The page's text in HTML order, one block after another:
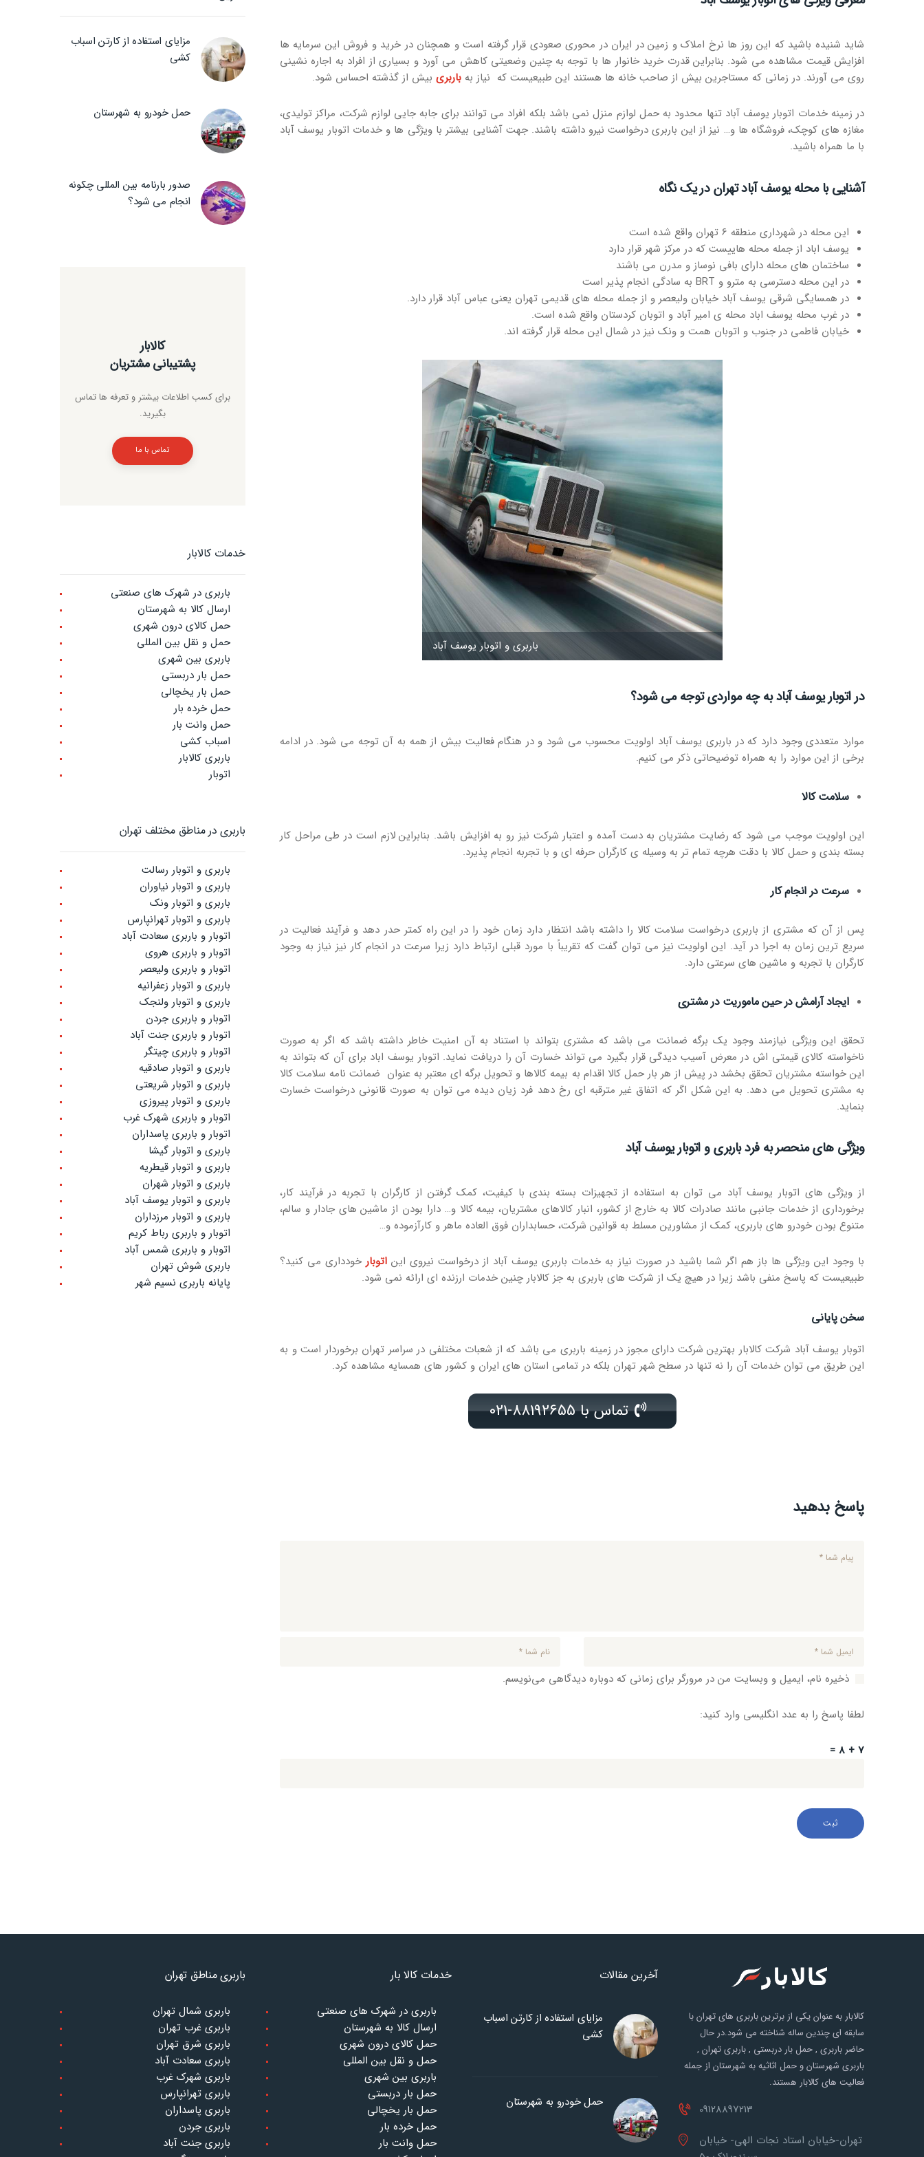
شاید شنیده باشید که این روز ها نرخ املاک و زمین در ایران در محوری صعودی قرار گرفته است و همچنان در خرید و فروش این سرمایه ها
افزایش قیمت مشاهده می شود. بنابراین قدرت خرید خانوار ها با توجه به چنین وضعیتی کاهش می آورد و بسیاری از افراد به اجاره نشینی
روی می آورند. در زمانی که مستاجرین بیش از صاحب خانه ها هستند این طبیعیست که نیاز به باربری بیش از گذشته احساس شود.
در زمینه خدمات اتوبار یوسف آباد تنها محدود به حمل لوازم منزل نمی باشد بلکه افراد می توانند برای جابه جایی لوازم شرکت، مراکز تولیدی،
مغازه های کوچک، فروشگاه ها و… نیز از این باربری درخواست نیرو داشته باشند. جهت آشنایی بیشتر با ویژگی ها و خدمات اتوبار یوسف آباد
با ما همراه باشید.
آشنایی با محله یوسف آباد تهران در یک نگاه
این محله در شهرداری منطقه 6 تهران واقع شده است
یوسف اباد از جمله محله هاییست که در مرکز شهر قرار دارد
ساختمان های محله دارای بافی نوساز و مدرن می باشند
در این محله دسترسی به مترو و BRT به سادگی انجام پذیر است
در همسایگی شرقی یوسف آباد خیابان ولیعصر و از جمله محله های قدیمی تهران یعنی عباس آباد قرار دارد.
در غرب محله یوسف اباد محله ی امیر آباد و اتوبان کردستان واقع شده است.
خیابان فاطمی در جنوب و اتوبان همت و ونک نیز در شمال این محله قرار گرفته اند.
باربری و اتوبار یوسف آباد
در اتوبار یوسف آباد به چه مواردی توجه می شود؟
موارد متعددی وجود دارد که در باربری یوسف آباد اولویت محسوب می شود و در هنگام فعالیت بیش از همه به آن توجه می شود. در ادامه
برخی از این موارد را به همراه توضیحاتی ذکر می کنیم.
سلامت کالا
این اولویت موجب می شود که رضایت مشتریان به دست آمده و اعتبار شرکت نیز رو به افزایش باشد. بنابراین لازم است در طی مراحل کار
بسته بندی و حمل کالا با دقت هرچه تمام تر به وسیله ی کارگران حرفه ای و با تجربه انجام پذیرد.
سرعت در انجام کار
پس از آن که مشتری از باربری درخواست سلامت کالا را داشته باشد انتظار دارد زمان خود را در این راه کمتر حدر دهد و فرآیند فعالیت در
سریع ترین زمان به اجرا در آید. این اولویت نیز می توان گفت که تقریباً با مورد قبلی ارتباط دارد زیرا سرعت در انجام کار نیز نیاز به وجود
کارگران با تجربه و ماشین های سرعتی دارد.
ایجاد آرامش در حین ماموریت در مشتری
تحقق این ویژگی نیازمند وجود یک برگه ضمانت می باشد که مشتری بتواند با استناد به آن امنیت خاطر داشته باشد که اگر به صورت
ناخواسته کالای قیمتی اش در معرض آسیب دیدگی قرار بگیرد می تواند خسارت آن را دریافت نماید. اتوبار یوسف اباد برای آن که بتواند به
این خواسته مشتریان تحقق بخشد در پیش از هر بار حمل کالا اقدام به بیمه کالاها و تحویل برگه ای معتبر به عنوان ضمانت نامه سلامت کالا
به مشتری تحویل می دهد. به این شکل اگر که اتفاق غیر مترقبه ای رخ دهد فرد زیان دیده می توان به صورت قانونی درخواست خسارت
بنماید.
ویژگی های منحصر به فرد باربری و اتوبار یوسف آباد
از ویژگی های اتوبار یوسف آباد می توان به استفاده از تجهیزات بسته بندی با کیفیت، کمک گرفتن از کارگران با تجربه در فرآیند کار،
برخورداری از خدمات جانبی مانند صادرات کالا به خارج از کشور، انبار کالاهای مشتریان، بیمه کالا و… دارا بودن از ماشین های جادار و سالم،
متنوع بودن خودرو های باربری، کمک از مشاورین مسلط به قوانین شرکت، حسابداران فوق العاده ماهر و کارآزموده و…
با وجود این ویژگی ها باز هم اگر شما باشید در صورت نیاز به خدمات باربری یوسف آباد از درخواست نیروی این اتوبارخودداری می کنید؟
طبیعیست که پاسخ منفی باشد زیرا در هیچ یک از شرکت های باربری به جز کالابار چنین خدمات ارزنده ای ارائه نمی شود.
سخن پایانی
اتوبار یوسف آباد شرکت کالابار بهترین شرکت دارای مجوز در زمینه باربری می باشد که از شعبات مختلفی در سراسر تهران برخوردار است و به
این طریق می توان خدمات آن را نه تنها در سطح شهر تهران بلکه در تمامی استان های ایران و کشور های همسایه مشاهده کرد.
تماس با 88192655-021
پاسخ بدهید
ذخیره نام، ایمیل و وبسایت من در مرورگر برای زمانی که دوباره دیدگاهی می‌نویسم.
لطفا پاسخ را به عدد انگلیسی وارد کنید:
7 + 8 =
مزایای استفاده از کارتن اسباب
کشی
حمل خودرو به شهرستان
صدور بارنامه بین المللی چگونه
انجام می شود؟
کالابار
پشتیبانی مشتریان
برای کسب اطلاعات بیشتر و تعرفه ها تماس
بگیرید.
تماس با ما
خدمات کالابار
باربری در شهرک های صنعتی
ارسال کالا به شهرستان
حمل کالای درون شهری
حمل و نقل بین المللی
باربری بین شهری
حمل بار دربستی
حمل بار یخچالی
حمل خرده بار
حمل وانت بار
اسباب کشی
باربری کالابار
اتوبار
باربری در مناطق مختلف تهران
باربری و اتوبار رسالت
باربری و اتوبار نیاوران
باربری و اتوبار ونک
باربری و اتوبار تهرانپارس
اتوبار و باربری سعادت آباد
اتوبار و باربری هروی
اتوبار و باربری ولیعصر
باربری و اتوبار زعفرانیه
باربری و اتوبار ولنجک
اتوبار و باربری جردن
اتوبار و باربری جنت آباد
اتوبار و باربری چیتگر
باربری و اتوبار صادقیه
باربری و اتوبار شریعتی
باربری و اتوبار پیروزی
اتوبار و باربری شهرک غرب
اتوبار و باربری پاسداران
باربری و اتوبار گیشا
باربری و اتوبار قیطریه
باربری و اتوبار شهران
باربری و اتوبار یوسف آباد
باربری و اتوبار مرزداران
اتوبار و باربری رباط کریم
اتوبار و باربری شمس آباد
باربری شوش تهران
پایانه باربری نسیم شهر
کالابار به عنوان یکی از برترین باربری های تهران با
سابقه ای چندین ساله شناخته می شود.در حال
حاضر باربری , حمل بار دربستی , باربری تهران ,
باربری شهرستان و حمل اثاثیه به شهرستان از جمله
فعالیت های کالابار هستند.
09128897213
تهران-خیابان استاد نجات الهی- خیابان
آخرین مقالات
مزایای استفاده از کارتن اسباب
کشی
حمل خودرو به شهرستان
خدمات کالا بار
باربری در شهرک های صنعتی
ارسال کالا به شهرستان
حمل کالای درون شهری
حمل و نقل بین المللی
باربری بین شهری
حمل بار دربستی
حمل بار یخچالی
حمل خرده بار
حمل وانت بار
باربری مناطق تهران
باربری شمال تهران
باربری غرب تهران
باربری شرق تهران
باربری سعادت آباد
باربری شهرک غرب
باربری تهرانپارس
باربری پاسداران
باربری جردن
باربری جنت آباد